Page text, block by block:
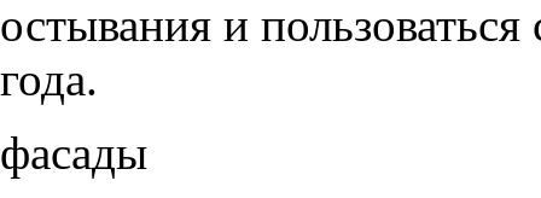
остывания и
года.
фасады